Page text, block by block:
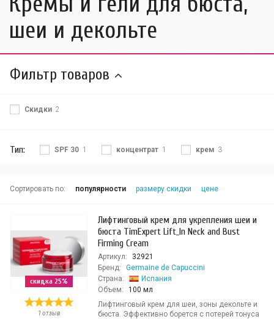
шеи и декольте
Фильтр товаров
Скидки 2
Тип: SPF 30 1 концентрат 1 крем 3
Сортировать по: популярности размеру скидки цене
скидка 25%
1 отзыв
Лифтинговый крем для укрепления шеи и
бюста TimExpert Lift_In Neck and Bust
Firming Cream
Артикул:
32921
Бренд:
Germaine de Capuccini
Страна:
Испания
Объем:
100 мл
Лифтинговый крем для шеи, зоны декольте и
бюста. Эффективно борется с потерей тонуса